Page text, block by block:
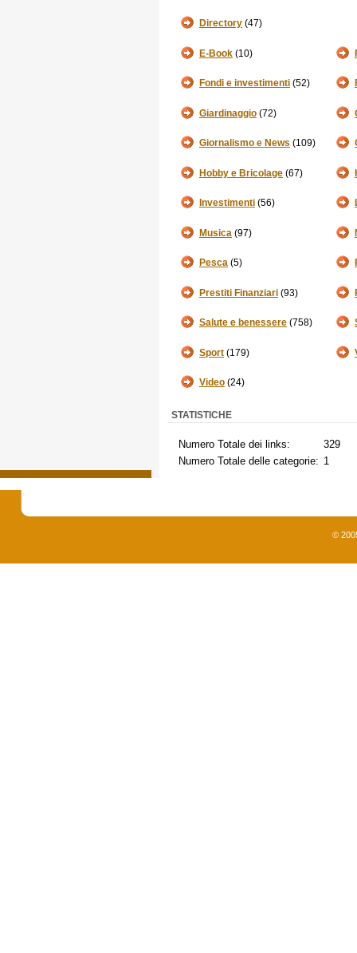
Directory (47)
E-Book (10)
Fondi e investimenti (52)
Giardinaggio (72)
Giornalismo e News (109)
Hobby e Bricolage (67)
Investimenti (56)
Musica (97)
Pesca (5)
Prestiti Finanziari (93)
Salute e benessere (758)
Sport (179)
Video (24)
STATISTICHE
Numero Totale dei links:
329
Numero Totale delle categorie: 1
©